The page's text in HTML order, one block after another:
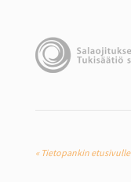
« Tietopankin etusivulle